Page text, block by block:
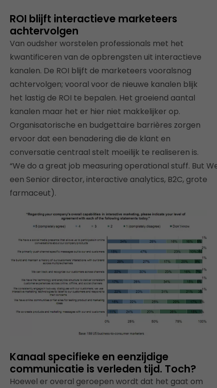
ROI blijft interactieve marketeers
achtervolgen
Van oudsher worstelen professionals met het
kwantificeren van de opbrengsten uit interactieve
kanalen. De ROI blijft de marketeers vooralsnog
achtervolgen; vooral voor de nieuwe kanalen blijk
het lastig de ROI te bepalen. Het groeiend aantal
kanalen maar het er hier niet makkelijker op.
Organisatorische en budgettaire barrières zorgen
ervoor dat een benadering die de klant en
conversatie centraal stelt moeilijk te realiseren is.
“We do a great job measuring operational stuff. But
een Senior director, interactive analytics, B2C, grote
farmaceut).
Kanaal specifieke en eenzijdige
communicatie is verleden tijd. Toch?
Hoewel er overal geroepen wordt dat het gaat om